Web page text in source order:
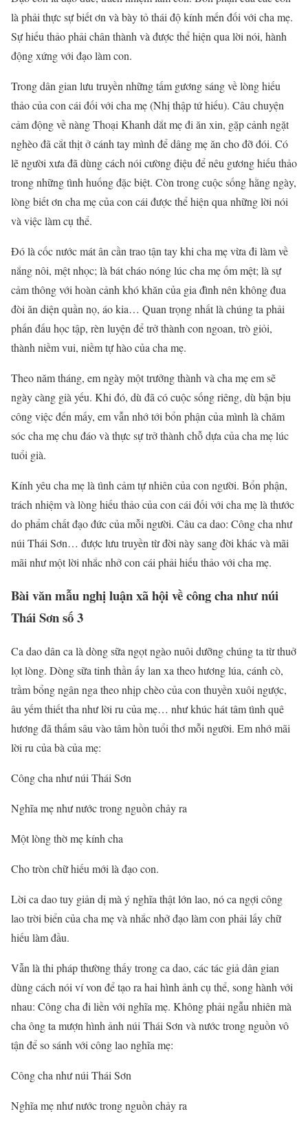
là phải thực sự biết ơn và bày tỏ thái độ kính mến đối với cha mẹ.
Sự hiếu thảo phải chân thành và được thể hiện qua lời nói, hành
động xứng với đạo làm con.
Trong dân gian lưu truyền những tấm gương sáng về lòng hiếu
thảo của con cái đối với cha mẹ (Nhị thập tứ hiếu). Câu chuyện
cảm động về nàng Thoại Khanh dắt mẹ đi ăn xin, gặp cảnh ngặt
nghèo đã cắt thịt ở cánh tay mình để dâng mẹ ăn cho đỡ đói. Có
lẽ người xưa đã dùng cách nói cường điệu để nêu gương hiếu thảo
trong những tình huống đặc biệt. Còn trong cuộc sống hằng ngày,
lòng biết ơn cha mẹ của con cái được thể hiện qua những lời nói
và việc làm cụ thể.
Đó là cốc nước mát ân cần trao tận tay khi cha mẹ vừa đi làm về
nắng nôi, mệt nhọc; là bát cháo nóng lúc cha mẹ ốm mệt; là sự
cảm thông với hoàn cảnh khó khăn của gia đình nên không đua
đòi ăn diện quần nọ, áo kia… Quan trọng nhất là chúng ta phải
phấn đấu học tập, rèn luyện để trở thành con ngoan, trò giỏi,
thành niềm vui, niềm tự hào của cha mẹ.
Theo năm tháng, em ngày một trưởng thành và cha mẹ em sẽ
ngày càng già yếu. Khi đó, dù đã có cuộc sống riêng, dù bận bịu
công việc đến mấy, em vẫn nhớ tới bổn phận của mình là chăm
sóc cha mẹ chu đáo và thực sự trở thành chỗ dựa của cha mẹ lúc
tuổi già.
Kính yêu cha mẹ là tình cảm tự nhiên của con người. Bổn phận,
trách nhiệm và lòng hiếu thảo của con cái đối với cha mẹ là thước
do phẩm chất đạo đức của mỗi người. Câu ca dao: Công cha như
núi Thái Sơn… được lưu truyền từ đời này sang đời khác và mãi
mãi như một lời nhắc nhở con cái phải hiếu thảo với cha mẹ.
Bài văn mẫu nghị luận xã hội về công cha như núi
Thái Sơn số 3
Ca dao dân ca là dòng sữa ngọt ngào nuôi dưỡng chúng ta từ thuở
lọt lòng. Dòng sữa tinh thần ấy lan xa theo hương lúa, cánh cò,
trầm bổng ngân nga theo nhịp chèo của con thuyền xuôi ngược,
âu yếm thiết tha như lời ru của mẹ… như khúc hát tâm tình quê
hương đã thấm sâu vào tâm hồn tuổi thơ mỗi người. Em nhớ mãi
lời ru của bà của mẹ:
Công cha như núi Thái Sơn
Nghĩa mẹ như nước trong nguồn chảy ra
Một lòng thờ mẹ kính cha
Cho tròn chữ hiếu mới là đạo con.
Lời ca dao tuy giản dị mà ý nghĩa thật lớn lao, nó ca ngợi công
lao trời biển của cha mẹ và nhắc nhở đạo làm con phải lấy chữ
hiếu làm đầu.
Vẫn là thi pháp thường thấy trong ca dao, các tác giả dân gian
dùng cách nói ví von để tạo ra hai hình ảnh cụ thể, song hành với
nhau: Công cha đi liền với nghĩa mẹ. Không phải ngẫu nhiên mà
cha ông ta mượn hình ảnh núi Thái Sơn và nước trong nguồn vô
tận để so sánh với công lao nghĩa mẹ:
Công cha như núi Thái Sơn
Nghĩa mẹ như nước trong nguồn chảy ra